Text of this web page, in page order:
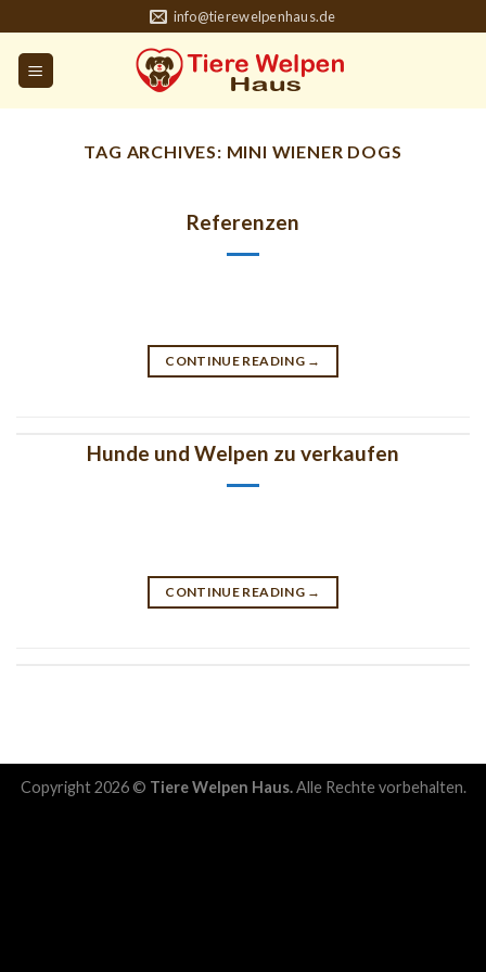
content
info@tierewelpenhaus.de
TAG ARCHIVES: MINI WIENER DOGS
Referenzen
CONTINUE READING →
Hunde und Welpen zu verkaufen
CONTINUE READING →
Copyright 2026 © Tiere Welpen Haus.Alle Rechte vorbehalten.